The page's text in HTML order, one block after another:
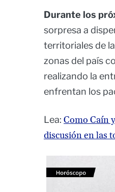
Durante los
sorpresa a
territoriales de
zonas del país
realizando la
enfrentan los
Lea: Como Caín
discusión en las